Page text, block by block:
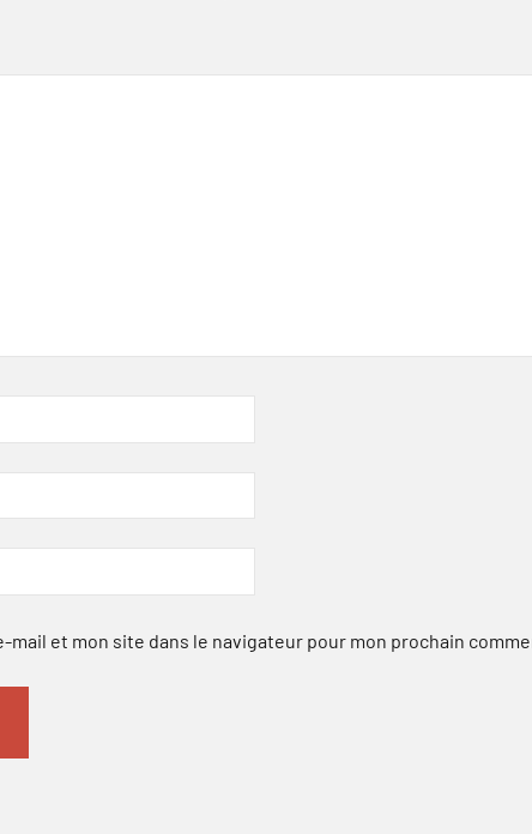
mail et mon site dans le navigateur pour mon prochain